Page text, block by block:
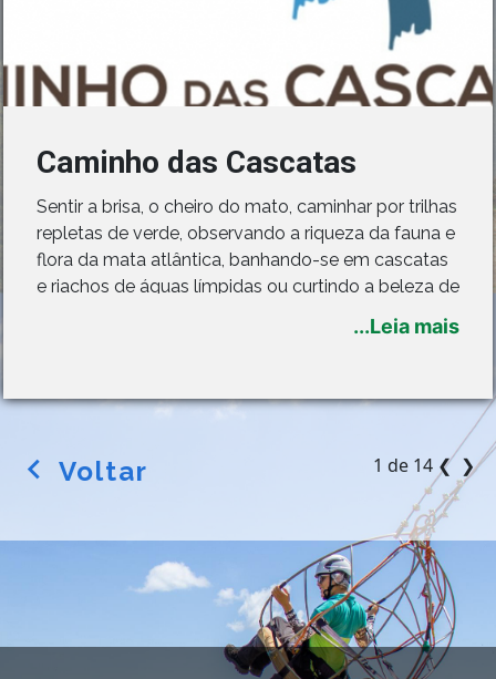
Caminho das Cascatas
Sentir a brisa, o cheiro do mato, caminhar por trilhas
repletas de verde, observando a riqueza da fauna e
flora da mata atlântica, banhando-se em cascatas
e riachos de águas límpidas ou curtindo a beleza de
extensas geadas. Tudo isso, acompanhado de
saborosas refeições coloniais, com toque das
...Leia mais
arrow_back_ios Voltar 1 de 14 ❮ ❯